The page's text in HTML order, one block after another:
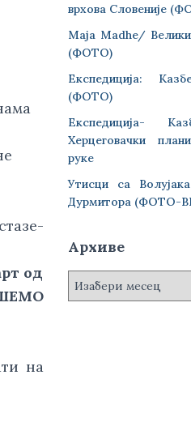
од
на
врхова Словеније
Maja Madhe/
(ФОТО)
Експедиција:
(ФОТО)
Експедиција-
Херцеговачки
руке
Утисци са
Дурмитора (ФОТО-
Архиве